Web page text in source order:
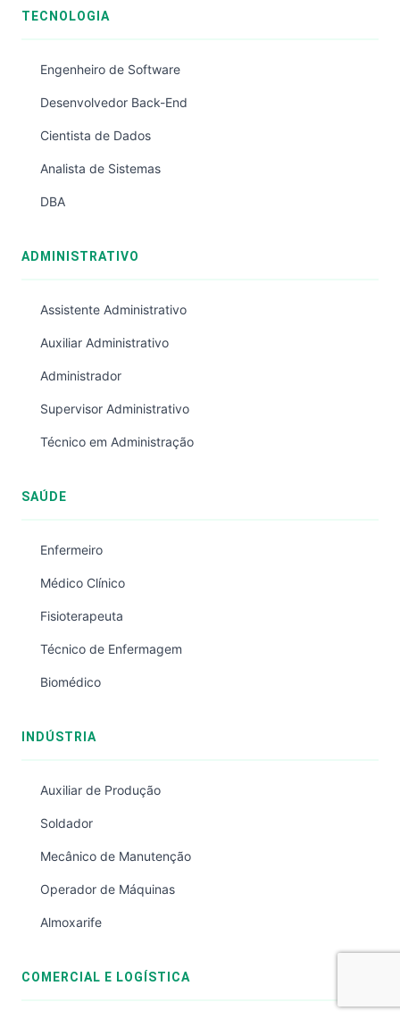
TECNOLOGIA
Engenheiro de Software
Desenvolvedor Back-End
Cientista de Dados
Analista de Sistemas
DBA
ADMINISTRATIVO
Assistente Administrativo
Auxiliar Administrativo
Administrador
Supervisor Administrativo
Técnico em Administração
SAÚDE
Enfermeiro
Médico Clínico
Fisioterapeuta
Técnico de Enfermagem
Biomédico
INDÚSTRIA
Auxiliar de Produção
Soldador
Mecânico de Manutenção
Operador de Máquinas
Almoxarife
COMERCIAL E LOGÍSTICA